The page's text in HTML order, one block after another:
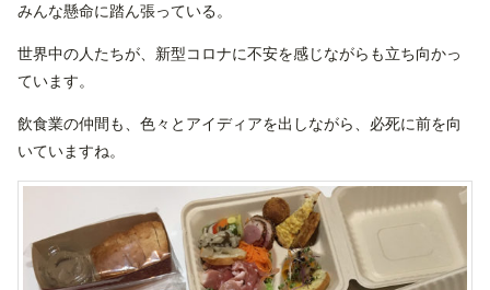
みんな懸命に踏ん張っている。
世界中の人たちが、新型コロナに不安を感じながらも立ち向かっ
ています。
飲食業の仲間も、色々とアイディアを出しながら、必死に前を向
いていますね。